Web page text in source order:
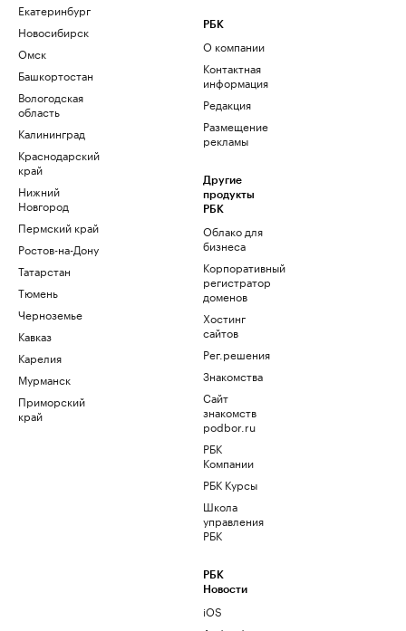
Екатеринбург
Новосибирск
Омск
Башкортостан
Вологодская
область
Калининград
Краснодарский
край
Нижний
Новгород
Пермский край
Ростов-на-Дону
Татарстан
Тюмень
Черноземье
Кавказ
Карелия
Мурманск
Приморский
край
РБК
О компании
Контактная
информация
Редакция
Размещение
рекламы
Другие
продукты
РБК
Облако для
бизнеса
Корпоративный
регистратор
доменов
Хостинг
сайтов
Рег.решения
Знакомства
Сайт
знакомств
podbor.ru
РБК
Компании
РБК Курсы
Школа
управления
РБК
РБК
Новости
iOS